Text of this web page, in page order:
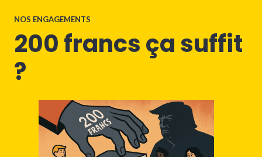
NOS ENGAGEMENTS
200 francs ça suffit
?